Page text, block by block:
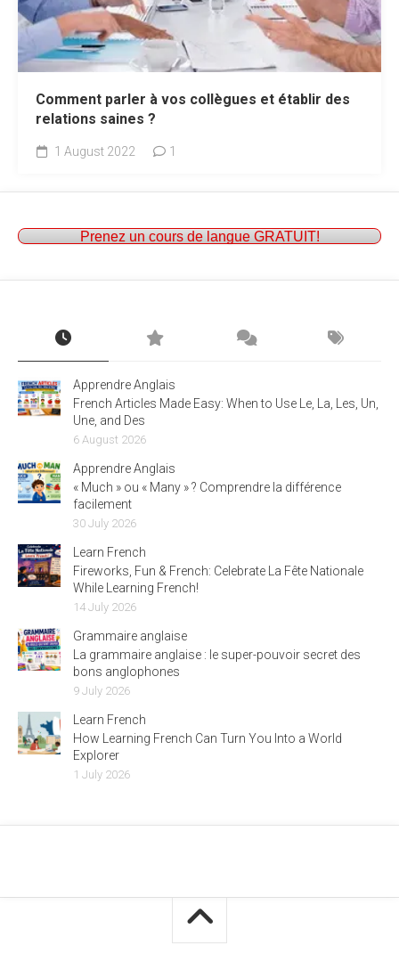
Comment parler à vos collègues et établir des
relations saines ?
1 August 2022 1
Prenez un cours de langue GRATUIT!
Apprendre Anglais
French Articles Made Easy: When to Use Le, La, Les, Un,
Une, and Des
6 August 2026
Apprendre Anglais
« Much » ou « Many » ? Comprendre la différence
facilement
30 July 2026
Learn French
Fireworks, Fun & French: Celebrate La Fête Nationale
While Learning French!
14 July 2026
Grammaire anglaise
La grammaire anglaise : le super-pouvoir secret des
bons anglophones
9 July 2026
Learn French
How Learning French Can Turn You Into a World
Explorer
1 July 2026